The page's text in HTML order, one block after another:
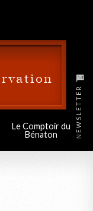
NEWSLETTER
Le Comptoir du
Bénaton